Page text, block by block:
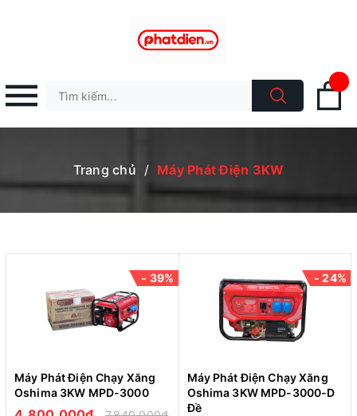
Trang chủ / Máy Phát Điện 3KW
- 39%
Máy Phát Điện Chạy Xăng
Oshima 3KW MPD-3000
- 24%
Máy Phát Điện Chạy Xăng
Oshima 3KW MPD-3000-D
Đề